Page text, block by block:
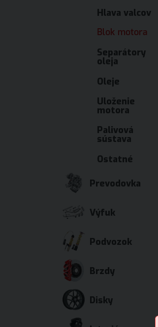
Hlava valcov
Blok motora
Separátory
oleja
Oleje
Uloženie
motora
Palivová
sústava
Ostatné
Prevodovka
Výfuk
Podvozok
Brzdy
Disky